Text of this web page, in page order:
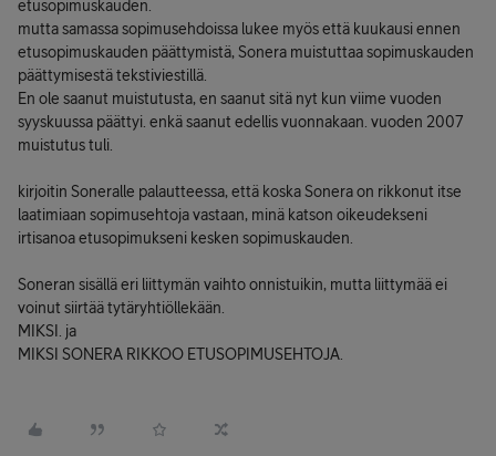
etusopimuskauden.
mutta samassa sopimusehdoissa lukee myös että kuukausi ennen
etusopimuskauden päättymistä, Sonera muistuttaa sopimuskauden
päättymisestä tekstiviestillä.
En ole saanut muistutusta, en saanut sitä nyt kun viime vuoden
syyskuussa päättyi. enkä saanut edellis vuonnakaan. vuoden 2007
muistutus tuli.
kirjoitin Soneralle palautteessa, että koska Sonera on rikkonut itse
laatimiaan sopimusehtoja vastaan, minä katson oikeudekseni
irtisanoa etusopimukseni kesken sopimuskauden.
Soneran sisällä eri liittymän vaihto onnistuikin, mutta liittymää ei
voinut siirtää tytäryhtiöllekään.
MIKSI. ja
MIKSI SONERA RIKKOO ETUSOPIMUSEHTOJA.